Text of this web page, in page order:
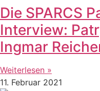
Die SPARCS
Interview:
Ingmar
Weiterlesen »
11. Februar 2021